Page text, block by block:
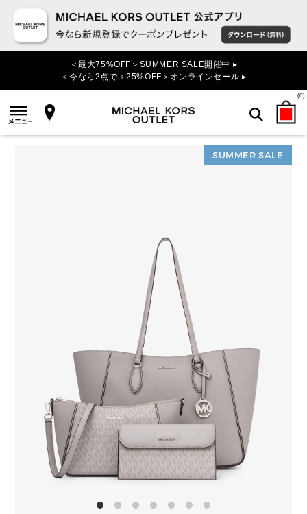
＜最大75%OFF＞SUMMER SALE開催中 ▸
＜今なら2点で＋25%OFF＞オンラインセール ▸
(0)
検索
SUMMER SALE